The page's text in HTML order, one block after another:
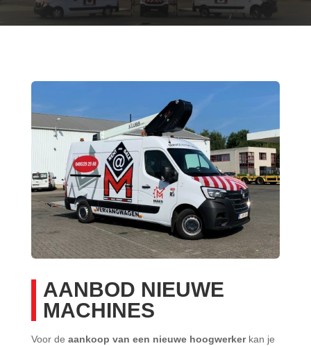
AANBOD NIEUWE
MACHINES
Voor de aankoop van een nieuwe hoogwerkerkan je